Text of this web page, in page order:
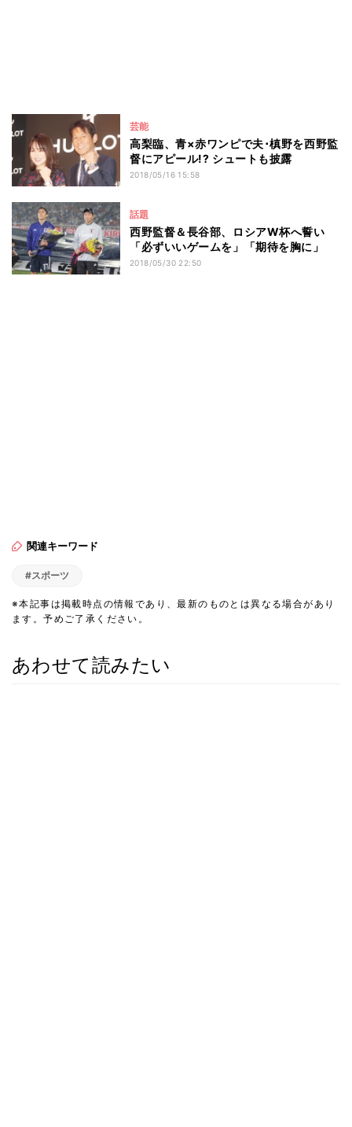
芸能
高梨臨、青×赤ワンピで夫･槙野を西野監
督にアピール!? シュートも披露
2018/05/16 15:58
話題
西野監督＆長谷部、ロシアW杯へ誓い
「必ずいいゲームを」「期待を胸に」
2018/05/30 22:50
関連キーワード
#スポーツ
※本記事は掲載時点の情報であり、最新のものとは異なる場合があり
ます。予めご了承ください。
あわせて読みたい